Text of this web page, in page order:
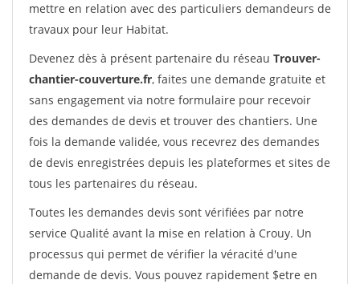
mettre en relation avec des particuliers demandeurs de
travaux pour leur Habitat.
Devenez dès à présent partenaire du réseau Trouver-
chantier-couverture.fr, faites une demande gratuite et
sans engagement via notre formulaire pour recevoir
des demandes de devis et trouver des chantiers. Une
fois la demande validée, vous recevrez des demandes
de devis enregistrées depuis les plateformes et sites de
tous les partenaires du réseau.
Toutes les demandes devis sont vérifiées par notre
service Qualité avant la mise en relation à Crouy. Un
processus qui permet de vérifier la véracité d'une
demande de devis. Vous pouvez rapidement $etre en